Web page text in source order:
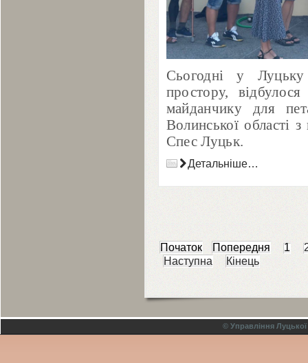
Сьогодні у Луцьку
простору,
майданчику для
Волинської області
Спес Луцьк.
Детальніше…
Початок Попередня 1
Наступна
Кінець
© Управління Луцької